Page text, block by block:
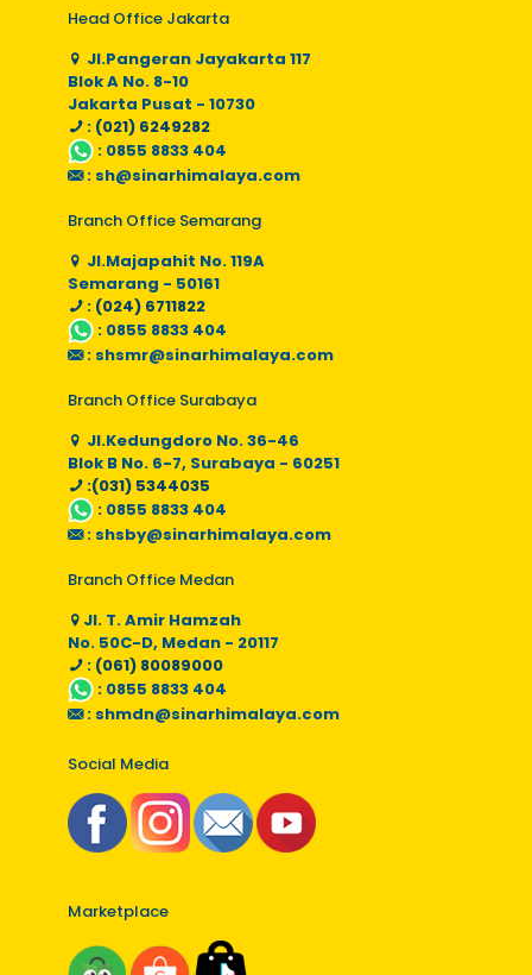
Head Office Jakarta
Jl.Pangeran Jayakarta 117
Blok A No. 8-10
Jakarta Pusat - 10730
: (021) 6249282
: 0855 8833 404
: sh@sinarhimalaya.com
Branch Office Semarang
Jl.Majapahit No. 119A
Semarang - 50161
: (024) 6711822
: 0855 8833 404
: shsmr@sinarhimalaya.com
Branch Office Surabaya
Jl.Kedungdoro No. 36-46
Blok B No. 6-7, Surabaya - 60251
:(031) 5344035
: 0855 8833 404
: shsby@sinarhimalaya.com
Branch Office Medan
Jl. T. Amir Hamzah
No. 50C-D, Medan - 20117
: (061) 80089000
: 0855 8833 404
: shmdn@sinarhimalaya.com
Social Media
Marketplace